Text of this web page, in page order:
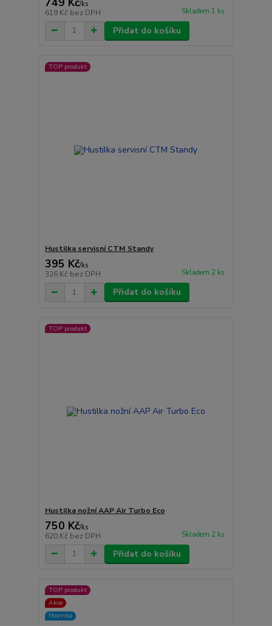
/ks
619 Kč bez DPH Skladem 1 ks
Přidat do košíku
TOP produkt
Hustilka servisní CTM Standy
395 Kč/ks
326 Kč bez DPH Skladem 2 ks
Přidat do košíku
TOP produkt
Hustilka nožní AAP Air Turbo Eco
750 Kč/ks
620 Kč bez DPH Skladem 2 ks
Přidat do košíku
TOP produkt
Akce
Novinka